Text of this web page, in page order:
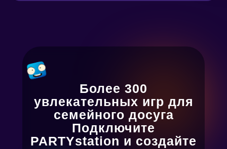
Более 300
увлекательных игр для
семейного досуга
Подключите
PARTYstation и создайте